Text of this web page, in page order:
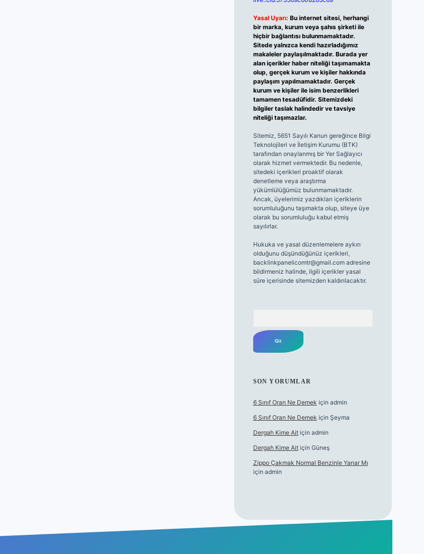
Yasal Uyarı: Bu internet sitesi, herhangi
bir marka, kurum veya şahıs şirketi ile
hiçbir bağlantısı bulunmamaktadır.
Sitede yalnızca kendi hazırladığımız
makaleler paylaşılmaktadır. Burada yer
alan içerikler haber niteliği taşımamakta
olup, gerçek kurum ve kişiler hakkında
paylaşım yapılmamaktadır. Gerçek
kurum ve kişiler ile isim benzerlikleri
tamamen tesadüfidir. Sitemizdeki
bilgiler taslak halindedir ve tavsiye
niteliği taşımazlar.
Sitemiz, 5651 Sayılı Kanun gereğince Bilgi
Teknolojileri ve İletişim Kurumu (BTK)
tarafından onaylanmış bir Yer Sağlayıcı
olarak hizmet vermektedir. Bu nedenle,
sitedeki içerikleri proaktif olarak
denetleme veya araştırma
yükümlülüğümüz bulunmamaktadır.
Ancak, üyelerimiz yazdıkları içeriklerin
sorumluluğunu taşımakta olup, siteye üye
olarak bu sorumluluğu kabul etmiş
sayılırlar.
Hukuka ve yasal düzenlemelere aykırı
olduğunu düşündüğünüz içerikleri,
backlinkpanelicomtr@gmail.comadresine
bildirmeniz halinde, ilgili içerikler yasal
süre içerisinde sitemizden kaldırılacaktır.
SON YORUMLAR
6 Sınıf Oran Ne Demek için admin
6 Sınıf Oran Ne Demek için Şeyma
Dergah Kime Aitiçin admin
Dergah Kime Aitiçin Güneş
Zippo Çakmak Normal Benzinle Yanar Mı
için admin